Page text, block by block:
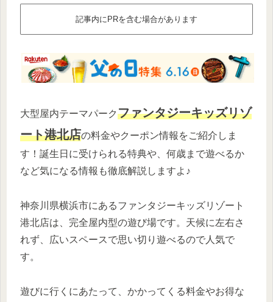
記事内にPRを含む場合があります
大型屋内テーマパークファンタジーキッズリゾ
ート港北店の料金やクーポン情報をご紹介しま
す！誕生日に受けられる特典や、何歳まで遊べるか
など気になる情報も徹底解説しますよ♪
神奈川県横浜市にあるファンタジーキッズリゾート
港北店は、完全屋内型の遊び場です。天候に左右さ
れず、広いスペースで思い切り遊べるので人気で
す。
遊びに行くにあたって、かかってくる料金やお得な